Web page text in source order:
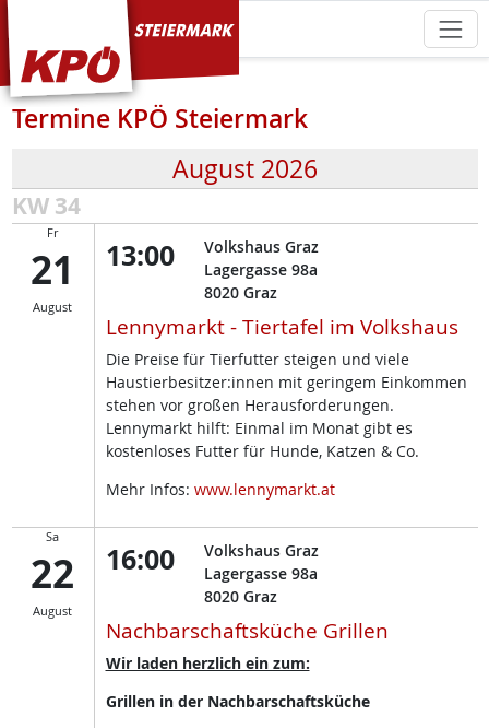
KPÖ Steiermark
Termine KPÖ Steiermark
August 2026
KW 34
Fr
21
August
13:00
Volkshaus Graz
Lagergasse 98a
8020 Graz
Lennymarkt - Tiertafel im Volkshaus
Die Preise für Tierfutter steigen und viele
Haustierbesitzer:innen mit geringem Einkommen
stehen vor großen Herausforderungen.
Lennymarkt hilft: Einmal im Monat gibt es
kostenloses Futter für Hunde, Katzen & Co.
Mehr Infos: www.lennymarkt.at
Sa
22
August
16:00
Volkshaus Graz
Lagergasse 98a
8020 Graz
Nachbarschaftsküche Grillen
Wir laden herzlich ein zum:
Grillen in der Nachbarschaftsküche